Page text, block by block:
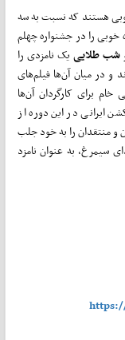
هستند که نسبت به سه
خوبی را در جشنواره چهلم
شبطلایییک نامزدی را
و در میان آن‌ها فیلم‌های
برای کارگردان آن‌ها
ایرانی در این دوره از
منتقدان را به خود جلب
به عنوان نامزد